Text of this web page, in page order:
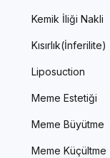
Kemik İliği Nakli
Kısırlık(İnferilite)
Liposuction
Meme Estetiği
Meme Büyütme
Meme Küçültme